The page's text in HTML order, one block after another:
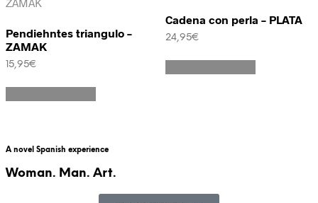
Pendiehntes triangulo –
ZAMAK
15,95€
Cadena con perla – PLATA
24,95€
A novel Spanish experience
Woman. Man. Art.